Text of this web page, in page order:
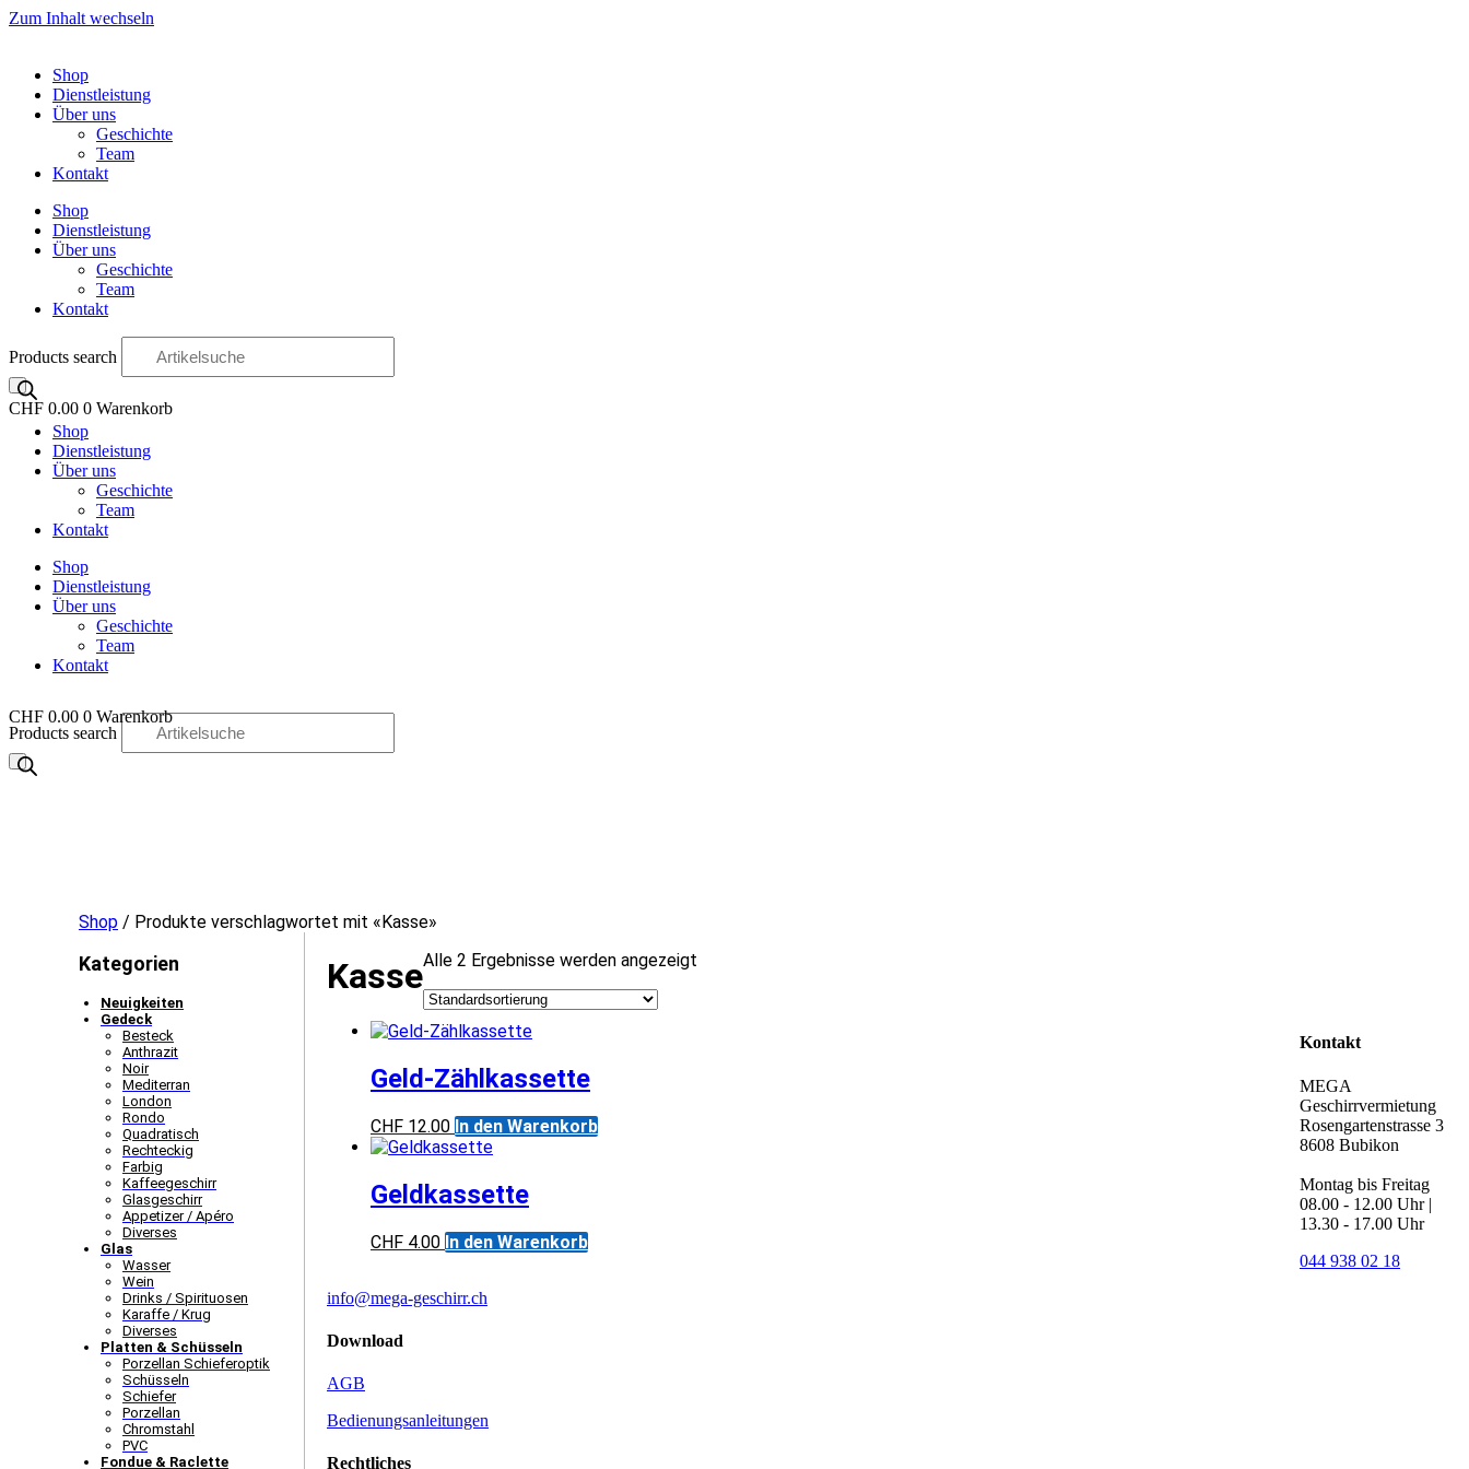
Zum Inhalt wechseln
Shop
Dienstleistung
Über uns
Geschichte
Team
Kontakt
Shop
Dienstleistung
Über uns
Geschichte
Team
Kontakt
Products search
CHF 0.00 0 Warenkorb
OO
Shop
Dienstleistung
Über uns
Geschichte
Team
Kontakt
Shop
Dienstleistung
Über uns
Geschichte
Team
Kontakt
CHF 0.00 0 Warenkorb
OO
Products search
Shop / Produkte verschlagwortet mit «Kasse»
Kategorien
Neuigkeiten
Gedeck
Besteck
Anthrazit
Noir
Mediterran
London
Rondo
Quadratisch
Rechteckig
Farbig
Kaffee­­geschirr
Glasgeschirr
Appetizer / Apéro
Diverses
Glas
Wasser
Wein
Drinks / Spirituosen
Karaffe / Krug
Diverses
Platten & Schüsseln
Porzellan Schieferoptik
Schüsseln
Schiefer
Porzellan
Chromstahl
PVC
Fondue & Raclette
KasseAlle 2 Ergebnisse werden angezeigt
Geld-Zählkassette
CHF 12.00 In den Warenkorb
Geldkassette
CHF 4.00 In den Warenkorb
Kontakt
MEGA
Geschirrvermietung
Rosengartenstrasse 3
8608 Bubikon
Montag bis Freitag
08.00 - 12.00 Uhr |
13.30 - 17.00 Uhr
044 938 02 18
info@mega-geschirr.ch
Download
AGB
Bedienungsanleitungen
Rechtliches